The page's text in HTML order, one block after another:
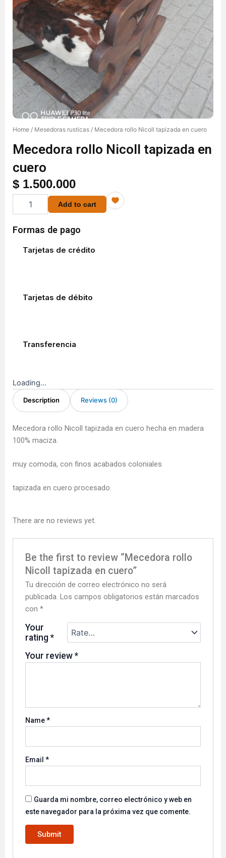
Home / Mesedoras rusticas / Mecedora rollo Nicoll tapizada en cuero
Mecedora rollo Nicoll tapizada en
cuero
$ 1.500.000
Mecedora
Nicoll
tapizada
cuero
quantity
Add to cart
Formas de pago
Tarjetas de crédito
Tarjetas de débito
Transferencia
Loading...
Description Reviews (0)
Mecedora rollo Nicoll tapizada en cuero hecha en madera
100% maciza.
muy comoda, con finos acabados coloniales
tapizada en cuero procesado.
There are no reviews yet.
Be the first to review “Mecedora rollo
Nicoll tapizada en cuero”
Tu dirección de correo electrónico no será
publicada. Los campos obligatorios están marcados
con*
Your
rating*
Your review*
Name*
Email*
Guarda mi nombre, correo electrónico y web en
este navegador para la próxima vez que comente.